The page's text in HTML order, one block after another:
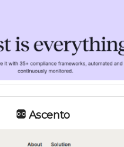
Ascento